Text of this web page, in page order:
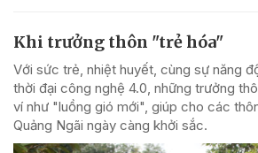
Khi trưởng thôn "trẻ hóa"
Với sức trẻ, nhiệt huyết, cùng sự năng
thời đại công nghệ 4.0, những trưởng
ví như "luồng gió mới", giúp cho các
Quảng Ngãi ngày càng khởi sắc.